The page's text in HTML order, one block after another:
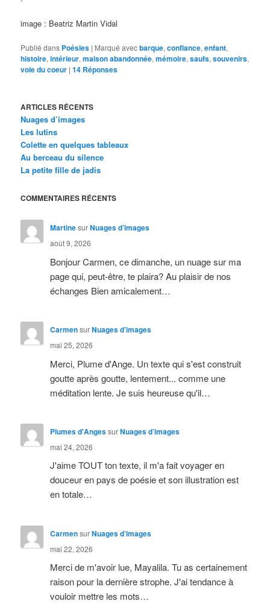
image : Beatriz Martin Vidal
Publié dans Poésies | Marqué avecbarque,confiance,enfant,
histoire,intérieur,maison abandonnée,mémoire,saufs,souvenirs,
voie du coeur |14 Réponses
ARTICLES RÉCENTS
Nuages d’images
Les lutins
Colette en quelques tableaux
Au berceau du silence
La petite fille de jadis
COMMENTAIRES RÉCENTS
MartinesurNuages d’images
août 9, 2026
Bonjour Carmen, ce dimanche, un nuage sur ma
page qui, peut-être, te plaira? Au plaisir de nos
échanges Bien amicalement…
CarmensurNuages d’images
mai 25, 2026
Merci, Plume d'Ange. Un texte qui s'est construit
goutte après goutte, lentement... comme une
méditation lente. Je suis heureuse qu'il…
Plumes d'AngessurNuages d’images
mai 24, 2026
J'aime TOUT ton texte, il m'a fait voyager en
douceur en pays de poésie et son illustration est
en totale…
CarmensurNuages d’images
mai 22, 2026
Merci de m'avoir lue, Mayalila. Tu as certainement
raison pour la dernière strophe. J'ai tendance à
vouloir mettre les mots…